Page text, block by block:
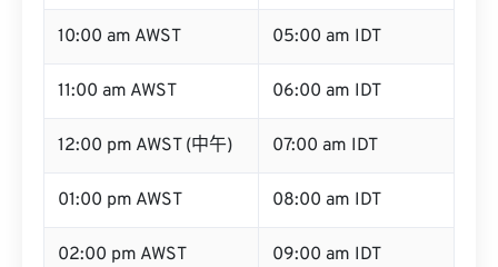
10:00 am AWST 05:00 am IDT
11:00 am AWST 06:00 am IDT
12:00 pm AWST (中午) 07:00 am IDT
01:00 pm AWST 08:00 am IDT
02:00 pm AWST 09:00 am IDT